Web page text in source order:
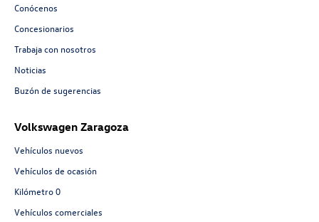
Conócenos
Concesionarios
Trabaja con nosotros
Noticias
Buzón de sugerencias
Volkswagen Zaragoza
Vehículos nuevos
Vehículos de ocasión
Kilómetro 0
Vehículos comerciales